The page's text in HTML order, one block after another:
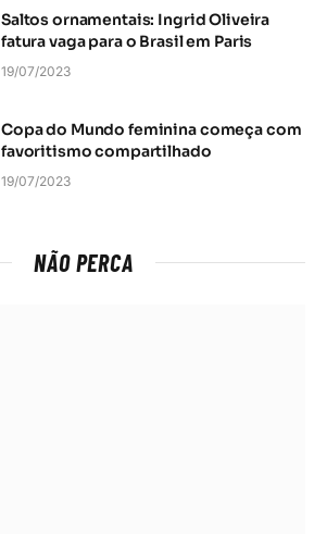
Saltos ornamentais: Ingrid Oliveira
fatura vaga para o Brasil em Paris
19/07/2023
Copa do Mundo feminina começa com
favoritismo compartilhado
19/07/2023
NÃO PERCA